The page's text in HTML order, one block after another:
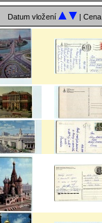
Datum vložení |